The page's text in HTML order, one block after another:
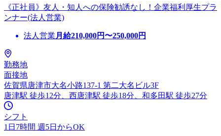
《正社員》友人・知人への保険勧誘なし！企業福利厚生プラ
ンナー(法人営業)
法人営業 月給210,000円〜250,000円
勤務地
面接地
佐賀県唐津市大名小路137-1 第二大名ビル3F
唐津駅 徒歩12分、西唐津駅 徒歩18分、和多田駅 徒歩27分
シフト
1日7時間 週5日からOK